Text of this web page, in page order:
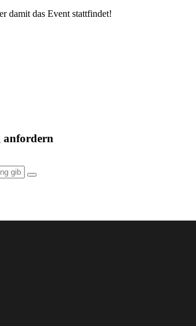
damit das Event stattfindet!
anfordern